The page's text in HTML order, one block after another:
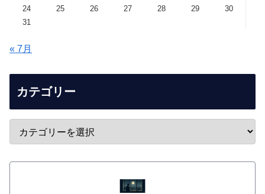
24
25 26 27 28 29
30
31
« 7月
カテゴリー